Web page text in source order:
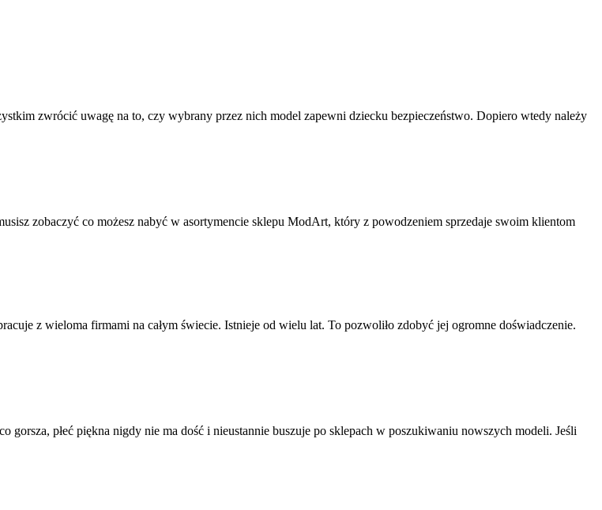
zwrócić uwagę na to, czy wybrany przez nich model zapewni dziecku bezpieczeństwo. Dopiero wtedy należy
zobaczyć co możesz nabyć w asortymencie sklepu ModArt, który z powodzeniem sprzedaje swoim klientom
z wieloma firmami na całym świecie. Istnieje od wielu lat. To pozwoliło zdobyć jej ogromne doświadczenie.
płeć piękna nigdy nie ma dość i nieustannie buszuje po sklepach w poszukiwaniu nowszych modeli. Jeśli